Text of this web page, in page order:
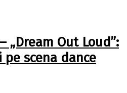
„Dream Out Loud”:
scena dance